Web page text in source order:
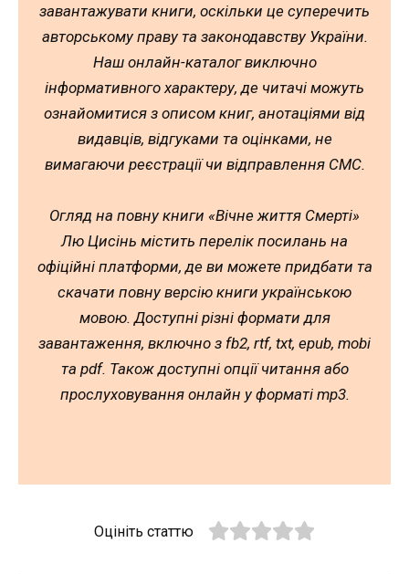
завантажувати книги, оскільки це суперечить
авторському праву та законодавству України.
Наш онлайн-каталог виключно
інформативного характеру, де читачі можуть
ознайомитися з описом книг, анотаціями від
видавців, відгуками та оцінками, не
вимагаючи реєстрації чи відправлення СМС.
Огляд на повну книги «Вічне життя Смерті»
Лю Цисінь містить перелік посилань на
офіційні платформи, де ви можете придбати та
скачати повну версію книги українською
мовою. Доступні різні формати для
завантаження, включно з fb2, rtf, txt, epub, mobi
та pdf. Також доступні опції читання або
прослуховування онлайн у форматі mp3.
Оцініть статтю